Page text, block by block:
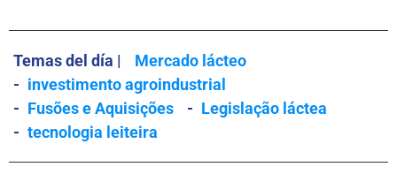
Temas del día |
Mercado lácteo
- investimento agroindustrial
- Fusões e Aquisições - Legislação láctea
- tecnologia leiteira